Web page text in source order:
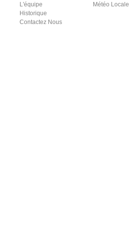
L'équipe
Historique
Contactez Nous
Météo Locale